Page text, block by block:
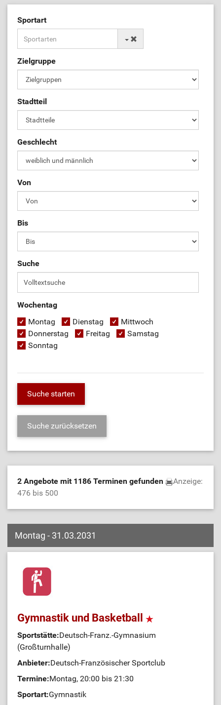
Sportart
Zielgruppe
Stadtteil
Geschlecht
Von
Bis
Suche
Wochentag
Montag
Dienstag
Mittwoch
Donnerstag
Freitag
Samstag
Sonntag
2 Angebote mit 1186 Terminen gefunden
Anzeige:
476 bis 500
Montag - 31.03.2031
Gymnastik und Basketball
Sportstätte:Deutsch-Franz.-Gymnasium
(Großturnhalle)
Anbieter:Deutsch-Französischer Sportclub
Termine:Montag, 20:00 bis 21:30
Sportart:Gymnastik